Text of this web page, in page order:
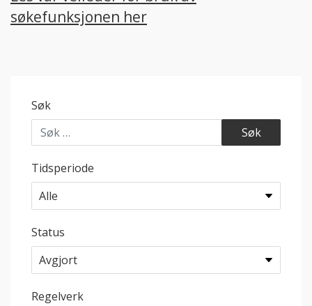
søkefunksjonen her
Søk
Tidsperiode
Status
Regelverk